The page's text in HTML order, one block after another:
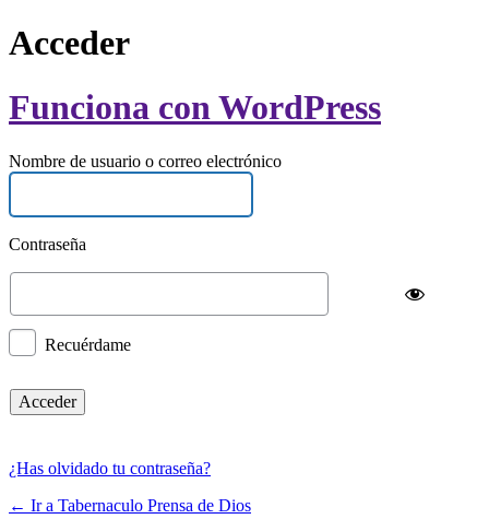
Acceder
Funciona con WordPress
Nombre de usuario o correo electrónico
Contraseña
Recuérdame
¿Has olvidado tu contraseña?
← Ir a Tabernaculo Prensa de Dios